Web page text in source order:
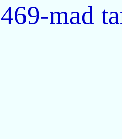
469-mad